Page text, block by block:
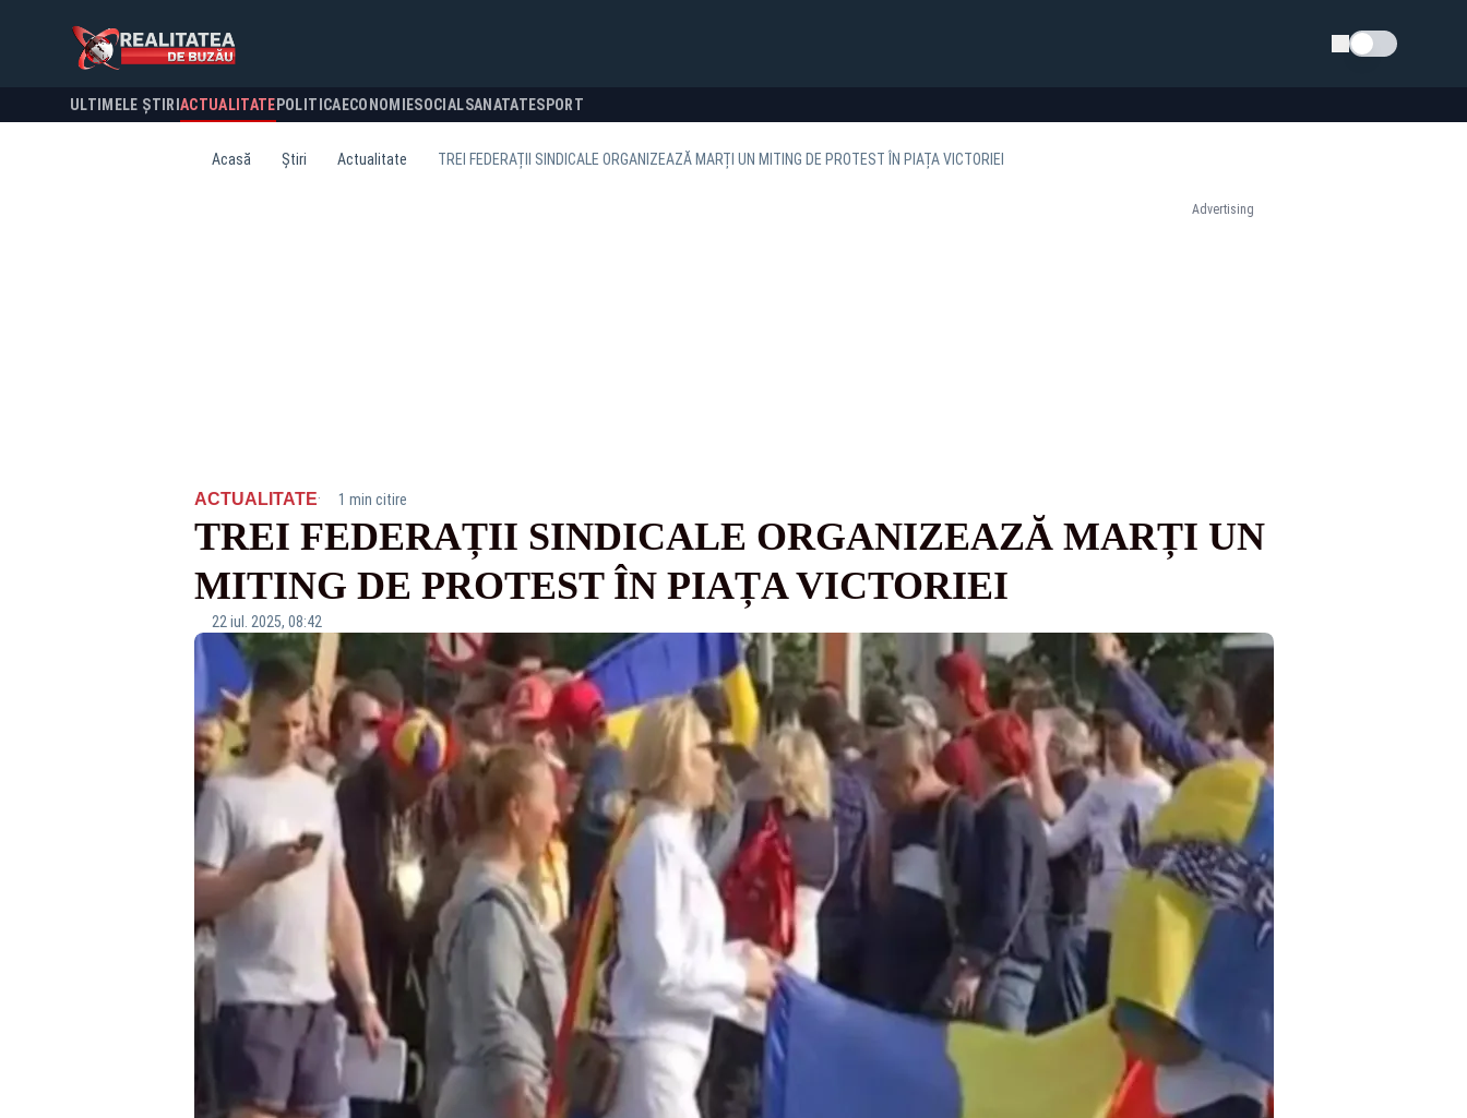
Schimba tema
ULTIMELE ȘTIRI ACTUALITATE POLITICA ECONOMIESOCIALSANATATESPORT
Acasă Știri Actualitate TREI FEDERAȚII SINDICALE ORGANIZEAZĂ MARȚI UN MITING DE PROTEST ÎN PIAȚA VICTORIEI
Advertising
ACTUALITATE· 1 min citire
TREI FEDERAȚII SINDICALE ORGANIZEAZĂ MARȚI UN
MITING DE PROTEST ÎN PIAȚA VICTORIEI
22 iul. 2025, 08:42